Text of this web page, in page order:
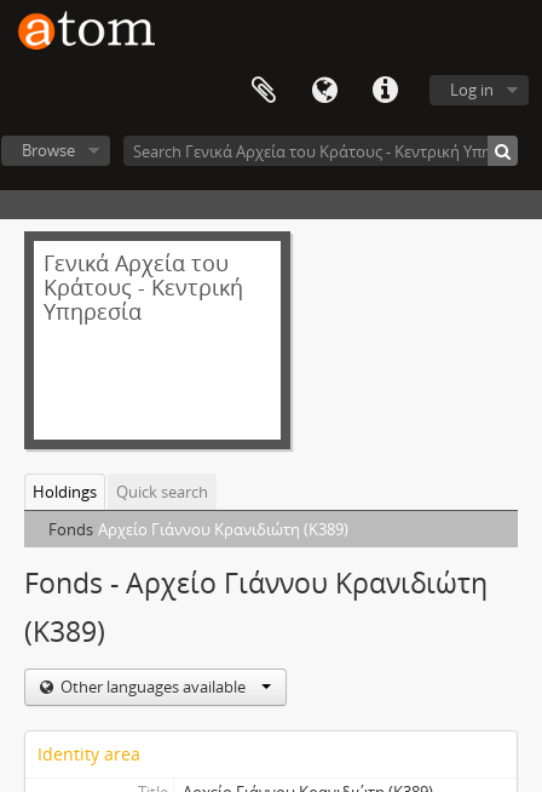
Log in
Browse
Γενικά Αρχεία του
Κράτους - Κεντρική
Υπηρεσία
Holdings
Quick search
Fonds Αρχείο Γιάννου Κρανιδιώτη (Κ389)
Fonds - Αρχείο Γιάννου Κρανιδιώτη
(Κ389)
Other languages available
Identity area